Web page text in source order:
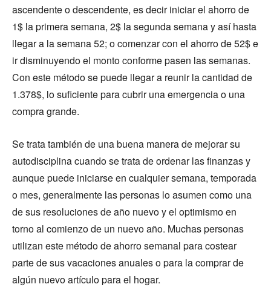
ascendente o descendente, es decir iniciar el ahorro de
1$ la primera semana, 2$ la segunda semana y así hasta
llegar a la semana 52; o comenzar con el ahorro de 52$ e
ir disminuyendo el monto conforme pasen las semanas.
Con este método se puede llegar a reunir la cantidad de
1.378$, lo suficiente para cubrir una emergencia o una
compra grande.
Se trata también de una buena manera de mejorar su
autodisciplina cuando se trata de ordenar las finanzas y
aunque puede iniciarse en cualquier semana, temporada
o mes, generalmente las personas lo asumen como una
de sus resoluciones de año nuevo y el optimismo en
torno al comienzo de un nuevo año. Muchas personas
utilizan este método de ahorro semanal para costear
parte de sus vacaciones anuales o para la comprar de
algún nuevo artículo para el hogar.